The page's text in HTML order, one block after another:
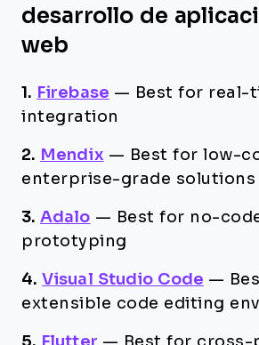
desarrollo de
web
1. Firebase — Best for real-
integration
2. Mendix — Best for low-
enterprise-grade solutions
3. Adalo — Best for no-
prototyping
4. Visual Studio Code —
extensible code editing
5. Flutter — Best for cross-